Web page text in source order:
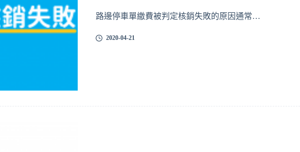
路邊停車單繳費被判定核銷失敗的原因通常…
2020-04-21